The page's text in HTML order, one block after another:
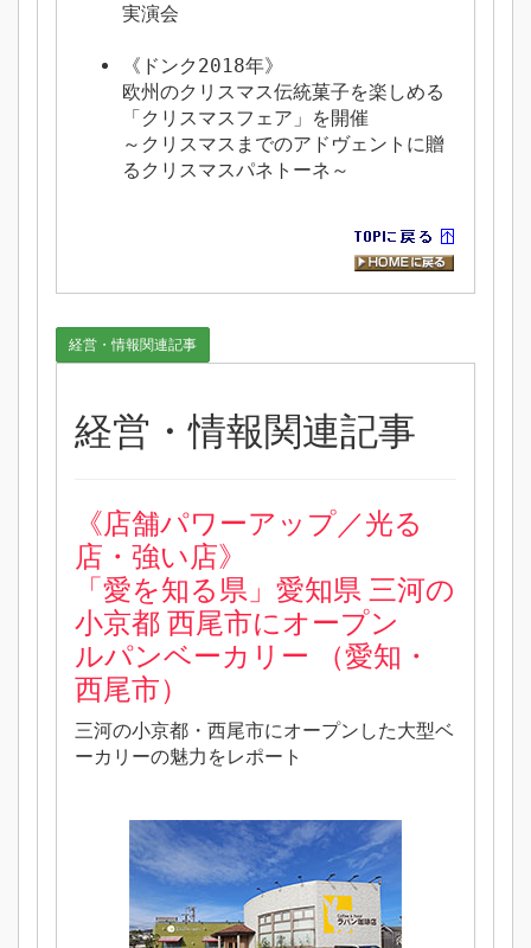
実演会
《ドンク2018年》
欧州のクリスマス伝統菓子を楽しめる
「クリスマスフェア」を開催
～クリスマスまでのアドヴェントに贈
るクリスマスパネトーネ～
経営・情報関連記事
経営・情報関連記事
《店舗パワーアップ／光る
店・強い店》
「愛を知る県」愛知県 三河の
小京都 西尾市にオープン
ルパンベーカリー （愛知・
西尾市）
三河の小京都・西尾市にオープンした大型ベ
ーカリーの魅力をレポート